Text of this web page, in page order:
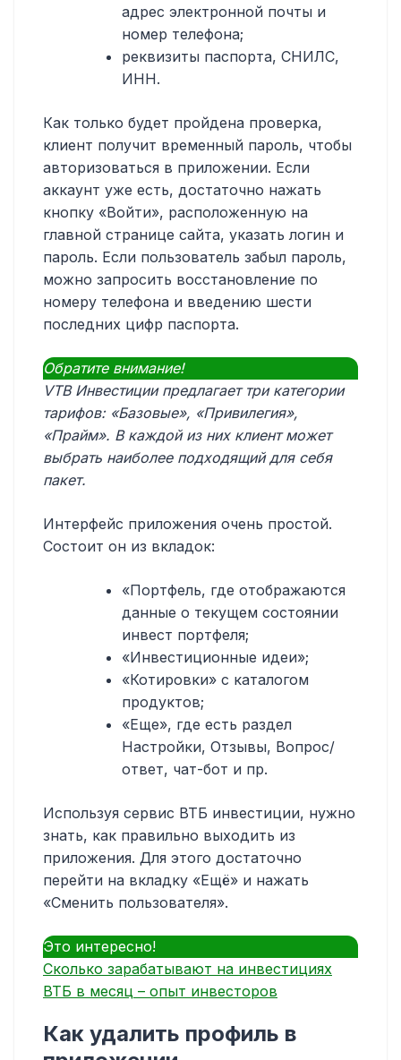
адрес электронной почты и
номер телефона;
реквизиты паспорта, СНИЛС,
ИНН.
Как только будет пройдена проверка,
клиент получит временный пароль, чтобы
авторизоваться в приложении. Если
аккаунт уже есть, достаточно нажать
кнопку «Войти», расположенную на
главной странице сайта, указать логин и
пароль. Если пользователь забыл пароль,
можно запросить восстановление по
номеру телефона и введению шести
последних цифр паспорта.
Обратите внимание!
VTB Инвестиции предлагает три категории
тарифов: «Базовые», «Привилегия»,
«Прайм». В каждой из них клиент может
выбрать наиболее подходящий для себя
пакет.
Интерфейс приложения очень простой.
Состоит он из вкладок:
«Портфель, где отображаются
данные о текущем состоянии
инвест портфеля;
«Инвестиционные идеи»;
«Котировки» с каталогом
продуктов;
«Еще», где есть раздел
Настройки, Отзывы, Вопрос/
ответ, чат-бот и пр.
Используя сервис ВТБ инвестиции, нужно
знать, как правильно выходить из
приложения. Для этого достаточно
перейти на вкладку «Ещё» и нажать
«Сменить пользователя».
Это интересно!
Сколько зарабатывают на инвестициях
ВТБ в месяц – опыт инвесторов
Как удалить профиль в